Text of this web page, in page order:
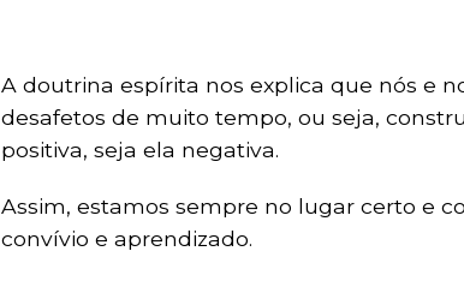
A doutrina espírita nos explica que nós e
desafetos de muito tempo, ou seja,
positiva, seja ela negativa.
Assim, estamos sempre no lugar certo e
convívio e aprendizado.